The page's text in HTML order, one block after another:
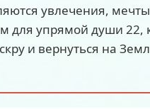
увлечения,
для упрямой души 22,
и вернуться на